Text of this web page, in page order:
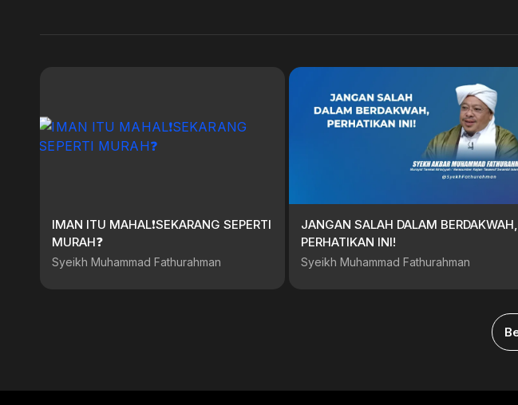
IMAN ITU MAHAL❗️SEKARANG SEPERTI
MURAH❓️
Syeikh Muhammad Fathurahman
JANGAN SALAH DALAM BERDAKWAH,
PERHATIKAN INI!
Syeikh Muhammad Fathurahman